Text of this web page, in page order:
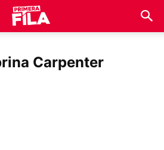
Carpenter